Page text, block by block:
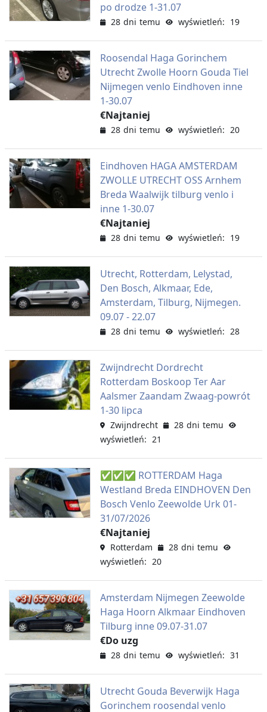
po drodze 1-31.07
28 dni temu wyświetleń: 19
Roosendal Haga Gorinchem
Utrecht Zwolle Hoorn Gouda Tiel
Nijmegen venlo Eindhoven inne
1-30.07
€Najtaniej
28 dni temu wyświetleń: 20
Eindhoven HAGA AMSTERDAM
ZWOLLE UTRECHT OSS Arnhem
Breda Waalwijk tilburg venlo i
inne 1-30.07
€Najtaniej
28 dni temu wyświetleń: 19
Utrecht, Rotterdam, Lelystad,
Den Bosch, Alkmaar, Ede,
Amsterdam, Tilburg, Nijmegen.
09.07 - 22.07
28 dni temu wyświetleń: 28
Zwijndrecht Dordrecht
Rotterdam Boskoop Ter Aar
Aalsmer Zaandam Zwaag-powrót
1-30 lipca
Zwijndrecht
28 dni temu
wyświetleń: 21
✅✅✅ ROTTERDAM Haga
Westland Breda EINDHOVEN Den
Bosch Venlo Zeewolde Urk 01-
31/07/2026
€Najtaniej
Rotterdam
28 dni temu
wyświetleń: 20
Amsterdam Nijmegen Zeewolde
Haga Hoorn Alkmaar Eindhoven
Tilburg inne 09.07-31.07
€Do uzg
28 dni temu wyświetleń: 31
Utrecht Gouda Beverwijk Haga
Gorinchem roosendal venlo